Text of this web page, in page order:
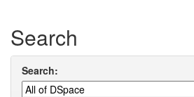
Search
Search: